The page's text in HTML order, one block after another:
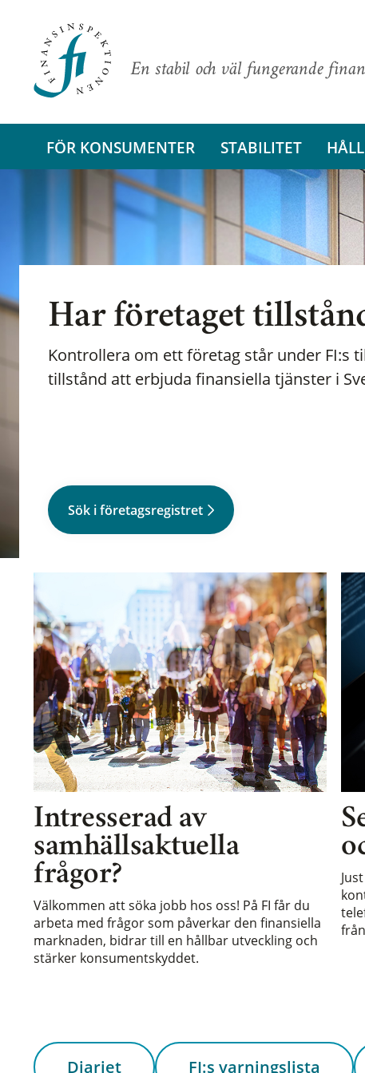
En stabil och väl fungerande
FÖR KONSUMENTER STABILITET
Har företaget
Kontrollera om ett företag står under FI:s
tillstånd att erbjuda finansiella tjänster i
Sök i företagsregistret
Intresserad av
samhällsaktuella
frågor?
Välkommen att söka jobb hos oss! På FI får du
arbeta med frågor som påverkar den finansiella
marknaden, bidrar till en hållbar utveckling och
stärker konsumentskyddet.
Diariet FI:s varningslista